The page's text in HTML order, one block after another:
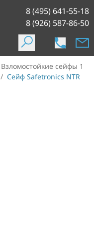
8 (495) 641-55-18
8 (926) 587-86-50
Взломостойкие сейфы 1
/ Сейф Safetronics NTR